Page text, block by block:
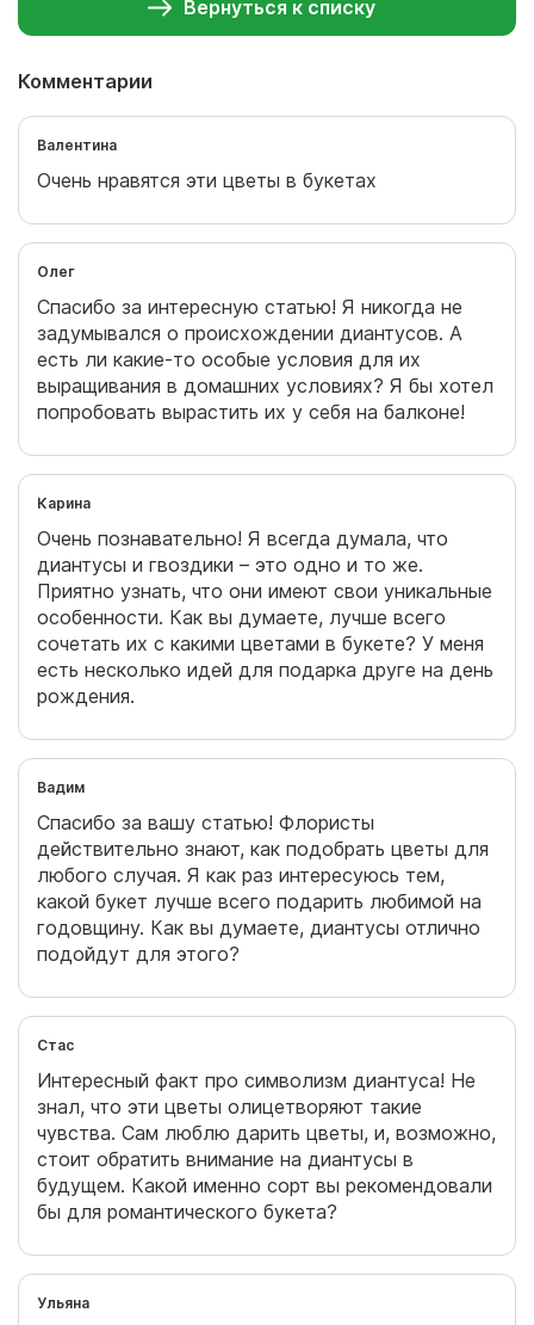
Вернуться к списку
Комментарии
Валентина
Очень нравятся эти цветы в букетах
Олег
Спасибо за интересную статью! Я никогда не
задумывался о происхождении диантусов. А
есть ли какие-то особые условия для их
выращивания в домашних условиях? Я бы хотел
попробовать вырастить их у себя на балконе!
Карина
Очень познавательно! Я всегда думала, что
диантусы и гвоздики – это одно и то же.
Приятно узнать, что они имеют свои уникальные
особенности. Как вы думаете, лучше всего
сочетать их с какими цветами в букете? У меня
есть несколько идей для подарка друге на день
рождения.
Вадим
Спасибо за вашу статью! Флористы
действительно знают, как подобрать цветы для
любого случая. Я как раз интересуюсь тем,
какой букет лучше всего подарить любимой на
годовщину. Как вы думаете, диантусы отлично
подойдут для этого?
Стас
Интересный факт про символизм диантуса! Не
знал, что эти цветы олицетворяют такие
чувства. Сам люблю дарить цветы, и, возможно,
стоит обратить внимание на диантусы в
будущем. Какой именно сорт вы рекомендовали
бы для романтического букета?
Ульяна